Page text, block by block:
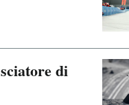
di